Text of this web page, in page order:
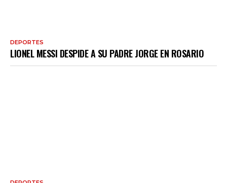
DEPORTES
LIONEL MESSI DESPIDE A SU PADRE JORGE EN ROSARIO